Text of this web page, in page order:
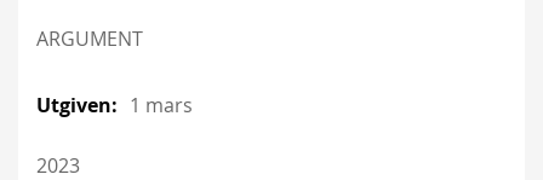
ARGUMENT
1 mars
2023